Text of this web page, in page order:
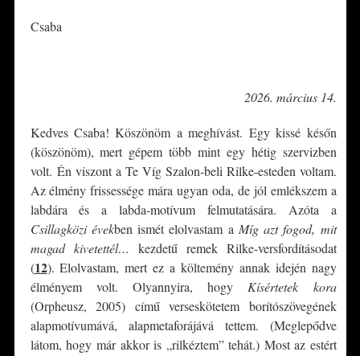
Csaba
2026. március 14.
Kedves Csaba! Köszönöm a meghívást. Egy kissé későn
(köszönöm), mert gépem több mint egy hétig szervizben
volt. Én viszont a Te Víg Szalon-beli Rilke-esteden voltam.
Az élmény frissessége mára ugyan oda, de jól emlékszem a
labdára és a labda-motívum felmutatására. Azóta a
Csillagközi években ismét elolvastam a Míg azt fogod, mit
magad kivetettél… kezdetű remek Rilke-versfordításodat
(12). Elolvastam, mert ez a költemény annak idején nagy
élményem volt. Olyannyira, hogy Kísértetek kora
(Orpheusz, 2005) című verseskötetem borítószövegének
alapmotívumává, alapmetaforájává tettem. (Meglepődve
látom, hogy már akkor is „rilkéztem” tehát.) Most az estért